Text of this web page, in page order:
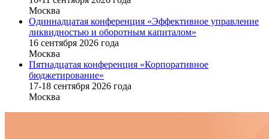
Москва
Одиннадцатая конференция «Эффективное управление
ликвидностью и оборотным капиталом»
16 cентября 2026 года
Москва
Пятнадцатая конференция «Корпоративное
бюджетирование»
17-18 сентября 2026 года
Москва